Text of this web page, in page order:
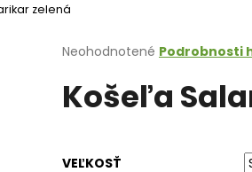
zelená
Priemerné
produktu
je
hviezdičiek.
Neohodnotené Podrobnosti
Košeľa
VEĽKOSŤ
nájsť?
HĽADAŤ